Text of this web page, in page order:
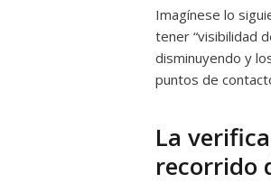
Imagínese lo
tener “visibilidad
disminuyendo y
puntos de
La
recorrido